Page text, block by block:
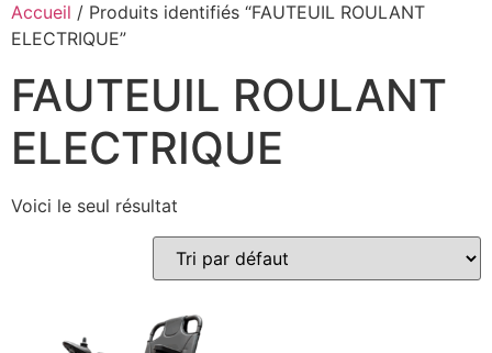
Accueil / Produits identifiés “FAUTEUIL ROULANT
ELECTRIQUE”
FAUTEUIL ROULANT
ELECTRIQUE
Voici le seul résultat